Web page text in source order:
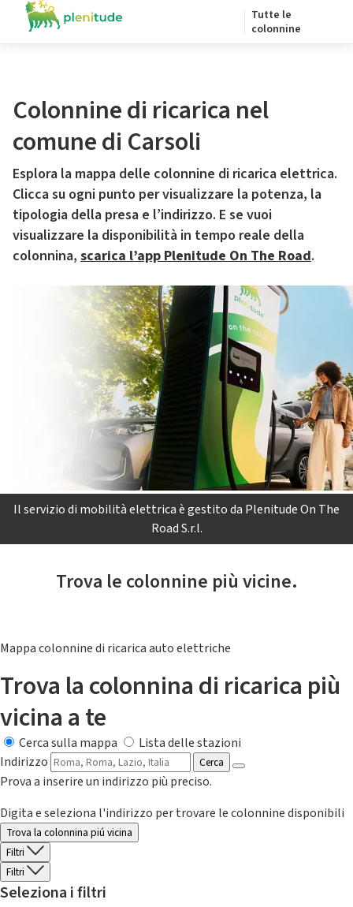
Tutte le
colonnine
Colonnine di ricarica nel
comune di Carsoli
Esplora la mappa delle colonnine di ricarica elettrica.
Clicca su ogni punto per visualizzare la potenza, la
tipologia della presa e l’indirizzo. E se vuoi
visualizzare la disponibilità in tempo reale della
colonnina, scarica l’app Plenitude On The Road.
Il servizio di mobilità elettrica è gestito da Plenitude On The
Road S.r.l.
Trova le colonnine più vicine.
Mappa colonnine di ricarica auto elettriche
Trova la colonnina di ricarica più
vicina a te
Cerca sulla mappa
Lista delle stazioni
Indirizzo
Cerca
Prova a inserire un indirizzo più preciso.
Digita e seleziona l'indirizzo per trovare le colonnine disponibili
Trova la colonnina piú vicina
Filtri
Filtri
Seleziona i filtri